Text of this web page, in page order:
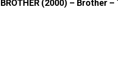
BROTHER (2000) – Brother